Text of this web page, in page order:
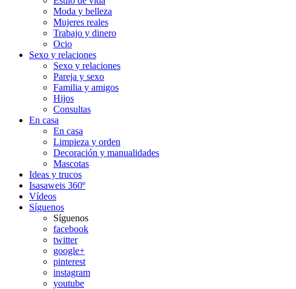
Moda y belleza
Mujeres reales
Trabajo y dinero
Ocio
Sexo y relaciones
Sexo y relaciones
Pareja y sexo
Familia y amigos
Hijos
Consultas
En casa
En casa
Limpieza y orden
Decoración y manualidades
Mascotas
Ideas y trucos
Isasaweis 360º
Vídeos
Síguenos
Síguenos
facebook
twitter
google+
pinterest
instagram
youtube